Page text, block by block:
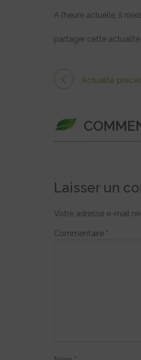
A l’heure actuelle, il
partager cette actualité
Actualité
Laisser un
Votre adresse e-mail
Commentaire *